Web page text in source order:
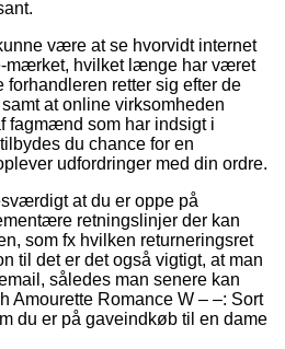
være at se hvorvidt internet
mærket, hvilket længe har været
retter sig efter de
at online virksomheden
fagmænd som har indsigt i
du chance for en
udfordringer med din ordre.
at du er oppe på
retningslinjer der kan
som fx hvilken returneringsret
til det er det også vigtigt, at man
således man senere kan
Amourette Romance W – –: Sort
du er på gaveindkøb til en dame